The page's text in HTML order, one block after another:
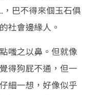
，巴不得來個玉石俱
社會邊緣人。
嗤之以鼻。但就像
得狗屁不通，但一
細一想，好像似乎